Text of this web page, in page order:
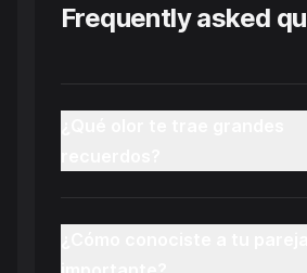
Frequently asked